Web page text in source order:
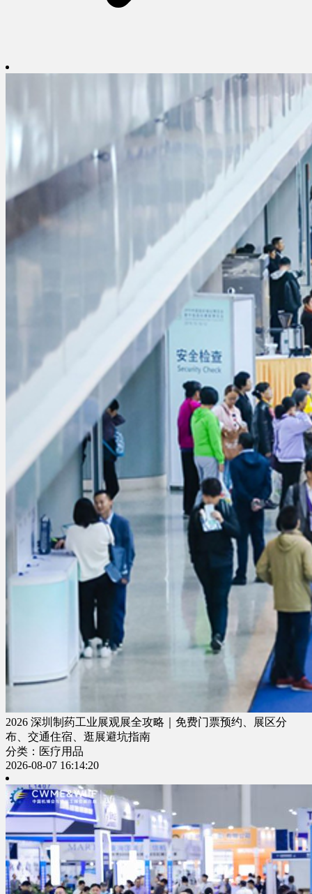
2026 深圳制药工业展观展全攻略｜免费门票预约、展区分
布、交通住宿、逛展避坑指南
分类：医疗用品
2026-08-07 16:14:20